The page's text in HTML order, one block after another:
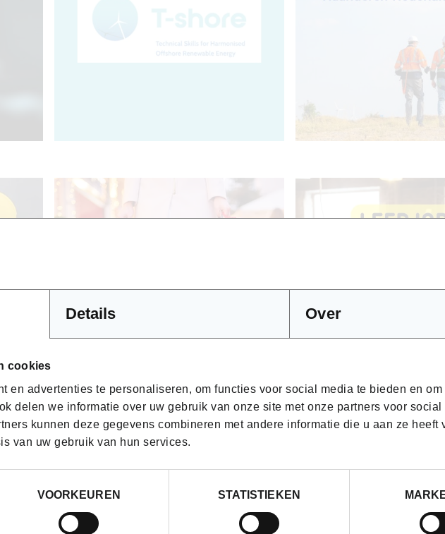
Details Over
cookies
en advertenties te personaliseren, om functies voor social media te bieden en om
delen we informatie over uw gebruik van onze site met onze partners voor social
kunnen deze gegevens combineren met andere informatie die u aan ze heeft
van uw gebruik van hun services.
VOORKEUREN STATISTIEKEN